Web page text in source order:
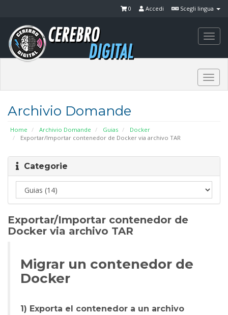
Scegli lingua
Accedi
0
Archivio Domande
Home Archivio Domande Guias
Docker
Exportar/Importar contenedor de Docker via archivo TAR
Categorie
Exportar/Importar contenedor de
Docker via archivo TAR
Migrar un contenedor de
Docker
1) Exporta el contenedor a un archivo